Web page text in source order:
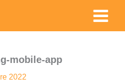
Main
Menu
mobile-app
2022